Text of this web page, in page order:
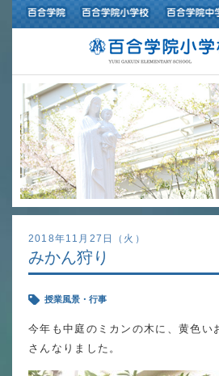
2018年11月27日（火）
みかん狩り
授業風景・行事
今年も中庭のミカンの木に、黄色い
さんなりました。
３つの豊
施設紹介
アクセ
制服紹介
スクール
授業の
進路指導
英語力